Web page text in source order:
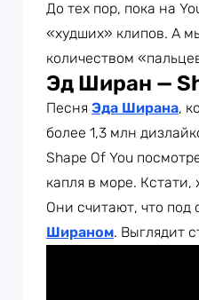
До тех пор, пока на
«худших» клипов. А
количеством
Эд Ширан —
Песня Эда Ширана,
более 1,3 млн
Shape Of You
капля в море.
Они считают, что
Шираном. Выглядит